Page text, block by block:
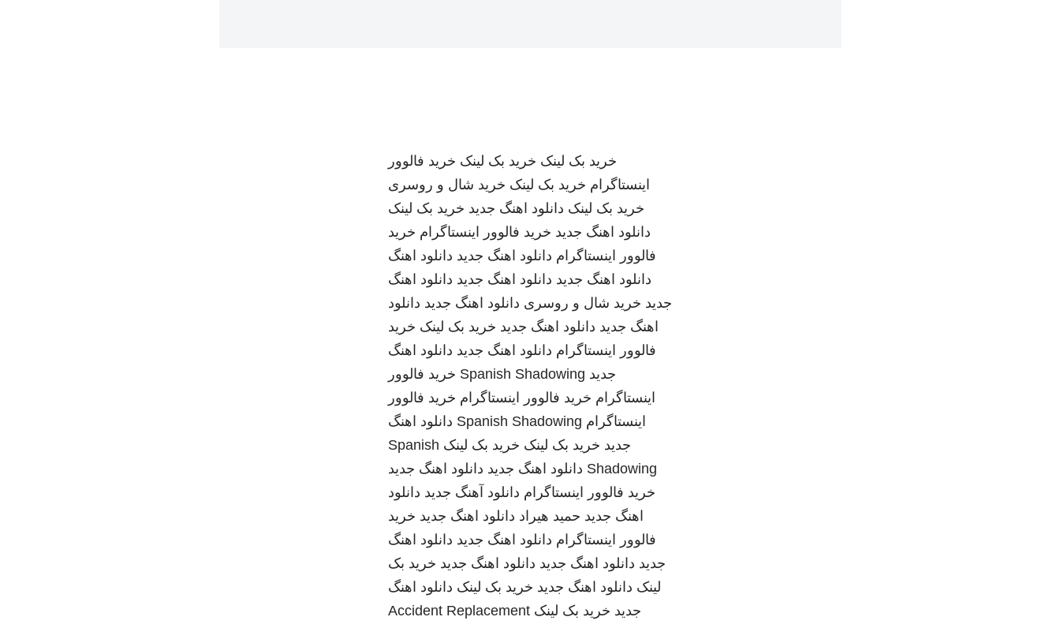
خرید بک لینک خرید بک لینک خرید فالوور
اینستاگرام خرید بک لینک خرید شال و روسری
خرید بک لینک دانلود اهنگ جدید خرید بک لینک
دانلود اهنگ جدید خرید فالوور اینستاگرام خرید
فالوور اینستاگرام دانلود اهنگ جدید دانلود اهنگ
دانلود اهنگ جدید دانلود اهنگ جدید دانلود اهنگ
جدید خرید شال و روسری دانلود اهنگ جدید دانلود
اهنگ جدید دانلود اهنگ جدید خرید بک لینک خرید
فالوور اینستاگرام دانلود اهنگ جدید دانلود اهنگ
جدید Spanish Shadowing خرید فالوور
اینستاگرام خرید فالوور اینستاگرام خرید فالوور
اینستاگرام Spanish Shadowing دانلود اهنگ
جدید خرید بک لینک خرید بک لینک Spanish
Shadowing دانلود اهنگ جدید دانلود اهنگ جدید
خرید فالوور اینستاگرام دانلود آهنگ جدید دانلود
اهنگ جدید حمید هیراد دانلود اهنگ جدید خرید
فالوور اینستاگرام دانلود اهنگ جدید دانلود اهنگ
جدید دانلود اهنگ جدید دانلود اهنگ جدید خرید بک
لینک دانلود اهنگ جدید خرید بک لینک دانلود اهنگ
جدید خرید بک لینک Accident Replacement